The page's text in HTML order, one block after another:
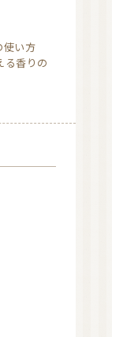
る香りの